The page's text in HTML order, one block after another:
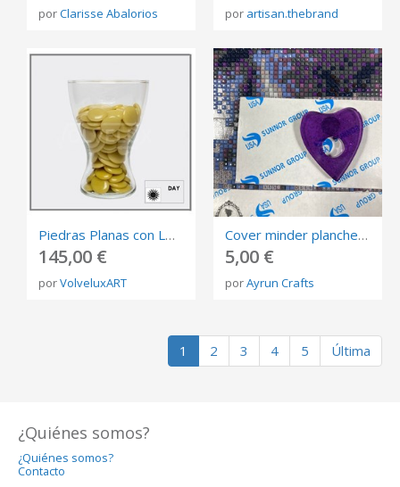
porClarisse Abalorios por artisan.thebrand
Piedras Planas con LUZ Vitrificadas (color ARENA Día) (Caja de 5 kilos - 11 pounds)
145,00 €
porVolveluxART
Cover minder planchette
5,00 €
porAyrun Crafts
1 2 3 4 5 Última
¿Quiénes somos?
¿Quiénes somos?
Contacto